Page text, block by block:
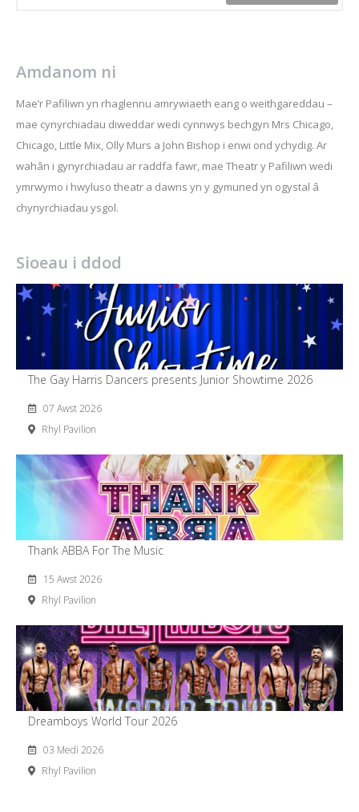
Amdanom ni
Mae’r Pafiliwn yn rhaglennu amrywiaeth eang o weithgareddau –
mae cynyrchiadau diweddar wedi cynnwys bechgyn Mrs Chicago,
Chicago, Little Mix, Olly Murs a John Bishop i enwi ond ychydig. Ar
wahân i gynyrchiadau ar raddfa fawr, mae Theatr y Pafiliwn wedi
ymrwymo i hwyluso theatr a dawns yn y gymuned yn ogystal â
chynyrchiadau ysgol.
Sioeau i ddod
The Gay Harris Dancers presents Junior Showtime 2026
07 Awst 2026
Rhyl Pavilion
Thank ABBA For The Music
15 Awst 2026
Rhyl Pavilion
Dreamboys World Tour 2026
03 Medi 2026
Rhyl Pavilion